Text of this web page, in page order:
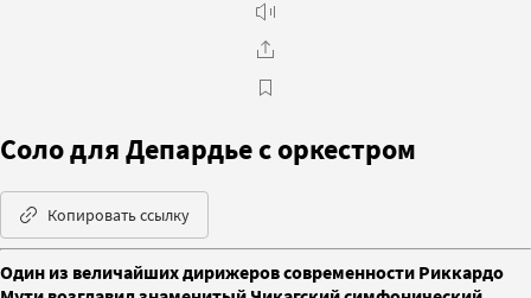
Соло для Депардье с оркестром
Копировать ссылку
Один из величайших дирижеров современности Риккардо